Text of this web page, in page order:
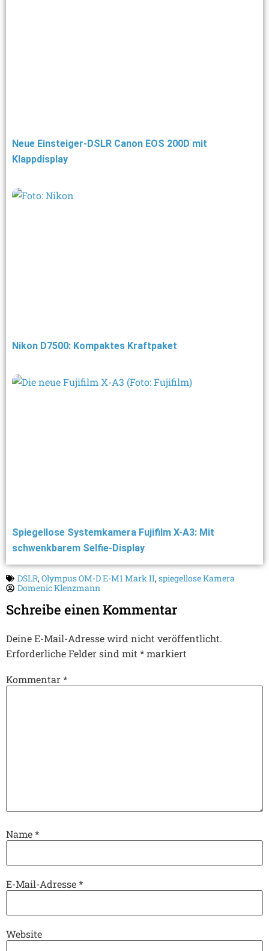
Neue Einsteiger-DSLR Canon EOS 200D mit
Klappdisplay
Nikon D7500: Kompaktes Kraftpaket
Spiegellose Systemkamera Fujifilm X-A3: Mit
schwenkbarem Selfie-Display
DSLR,Olympus OM-D E-M1 Mark II,spiegellose Kamera
Domenic Klenzmann
Schreibe einen Kommentar
Deine E-Mail-Adresse wird nicht veröffentlicht.
Erforderliche Felder sind mit *markiert
Kommentar*
Name*
E-Mail-Adresse*
Website